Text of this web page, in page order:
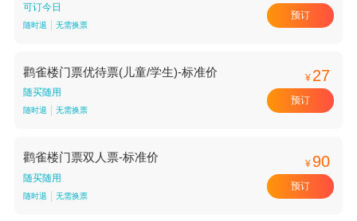
可订今日
随时退 无需换票
预订
鹳雀楼门票优待票(儿童/学生)-标准价
随买随用
随时退 无需换票
¥ 27
预订
鹳雀楼门票双人票-标准价
随买随用
随时退 无需换票
¥ 90
预订